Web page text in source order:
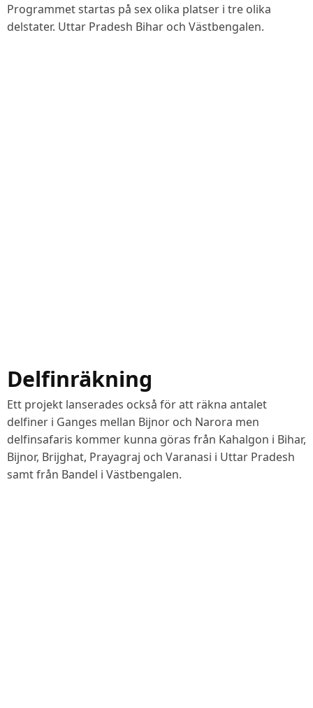
Programmet startas på sex olika platser i tre olika
delstater. Uttar Pradesh Bihar och Västbengalen.
Delfinräkning
Ett projekt lanserades också för att räkna antalet
delfiner i Ganges mellan Bijnor och Narora men
delfinsafaris kommer kunna göras från Kahalgon i Bihar,
Bijnor, Brijghat, Prayagraj och Varanasi i Uttar Pradesh
samt från Bandel i Västbengalen.